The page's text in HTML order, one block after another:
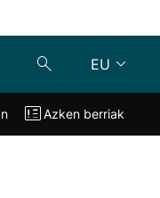
EU
Zuzenean
Azken berriak